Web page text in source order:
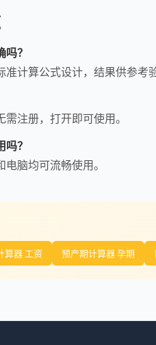
？
准计算公式设计，结果供参考
需注册，打开即可使用。
？
电脑均可流畅使用。
算器 工资 预产期计算器 孕期